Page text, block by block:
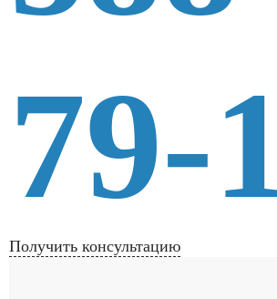
79-
Получить консультацию